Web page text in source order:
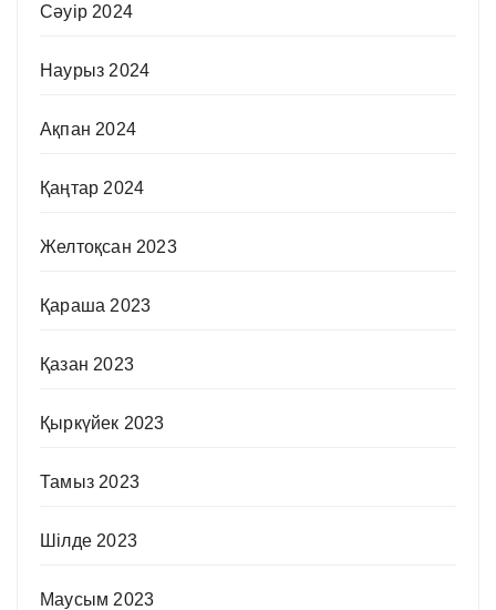
Сәуір 2024
Наурыз 2024
Ақпан 2024
Қаңтар 2024
Желтоқсан 2023
Қараша 2023
Қазан 2023
Қыркүйек 2023
Тамыз 2023
Шілде 2023
Маусым 2023